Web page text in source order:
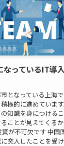
なっているIT導
となっている上海
極的に進めていま
知識を身につけるこ
ことが見えてくる
が不可欠です 中国
突入したことを受